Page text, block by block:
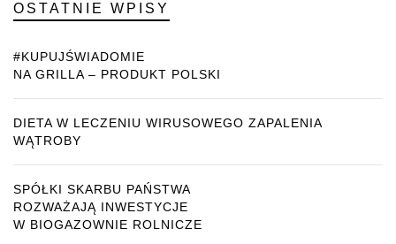
OSTATNIE WPISY
#KUPUJŚWIADOMIE
NA GRILLA – PRODUKT POLSKI
DIETA W LECZENIU WIRUSOWEGO ZAPALENIA
WĄTROBY
SPÓŁKI SKARBU PAŃSTWA
ROZWAŻAJĄ INWESTYCJE
W BIOGAZOWNIE ROLNICZE